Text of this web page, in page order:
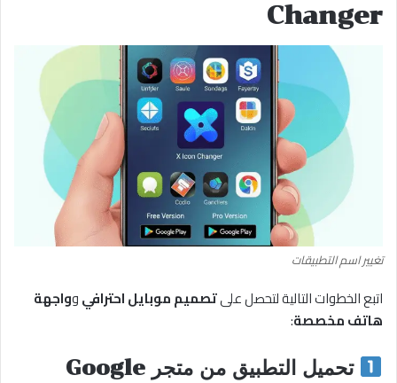
Changer
تغيير اسم التطبيقات
اتبع الخطوات التالية لتحصل علىتصميم موبايل احترافيوواجهة
هاتف مخصصة:
تحميل التطبيق من متجر Google